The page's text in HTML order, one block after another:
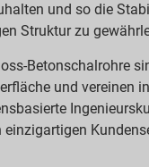
und so die
Struktur zu
Betonschalrohre
und vereinen